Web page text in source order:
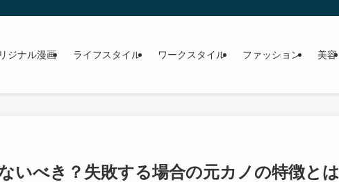
ジナル漫画 ライフスタイル ワークスタイル ファッション 美容
いべき？失敗する場合の元カノの特徴とは